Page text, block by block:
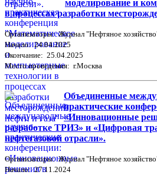
моделирование и
в процессах разработки
Организаторы: Журнал "Нефтяное
Начало: 24.04.2025
Окончание: 25.04.2025
Место проведения: г.Москва
Объединенные
практические
«Инновационные
разработке ТРИЗ» и «Цифровая
нефтегазовой отрасли».
Организаторы: Журнал "Нефтяное
Начало: 27.11.2024